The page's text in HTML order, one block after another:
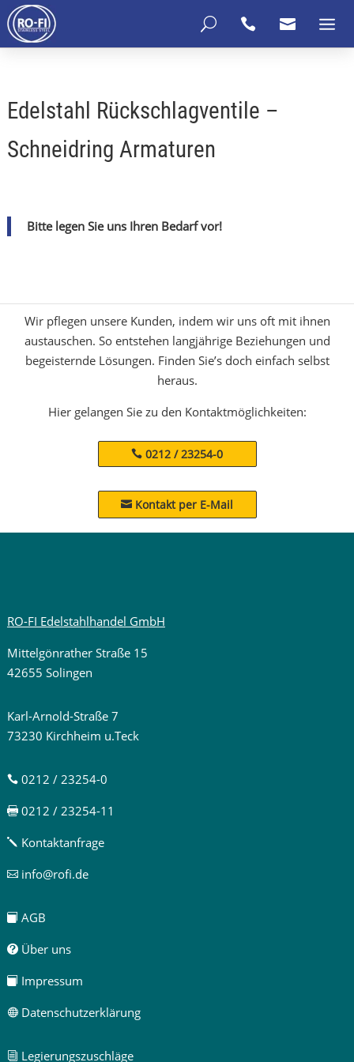
 
U
Edelstahl Rückschlagventile –
Schneidring Armaturen
Bitte legen Sie uns Ihren Bedarf vor!
Wir pflegen unsere Kunden, indem wir uns oft mit ihnen
austauschen. So entstehen langjährige Beziehungen und
begeisternde Lösungen. Finden Sie’s doch einfach selbst
heraus.
Hier gelangen Sie zu den Kontaktmöglichkeiten:
0212 / 23254-0
 Kontakt per E-Mail
RO-FI Edelstahlhandel GmbH
Mittelgönrather Straße 15
42655 Solingen
Karl-Arnold-Straße 7
73230 Kirchheim u.Teck
0212 / 23254-0
0212 / 23254-11
j Kontaktanfrage
info@rofi.de
 AGB
Über uns
 Impressum
Datenschutzerklärung
i Legierungszuschläge